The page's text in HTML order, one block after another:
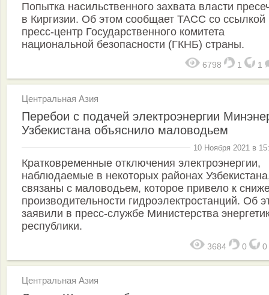
Попытка насильственного захвата власти
в Киргизии. Об этом сообщает ТАСС со ссылкой
пресс-центр Государственного комитета
национальной безопасности (ГКНБ) страны.
6798 1 1
Центральная Азия
Перебои с подачей электроэнергии
Узбекистана объяснило маловодьем
10 Ноября 2021 в
Кратковременные отключения электроэнергии,
наблюдаемые в некоторых районах
связаны с маловодьем, которое привело к
производительности гидроэлектростанций. Об
заявили в пресс-службе Министерства
республики.
3684 0 0
Центральная Азия